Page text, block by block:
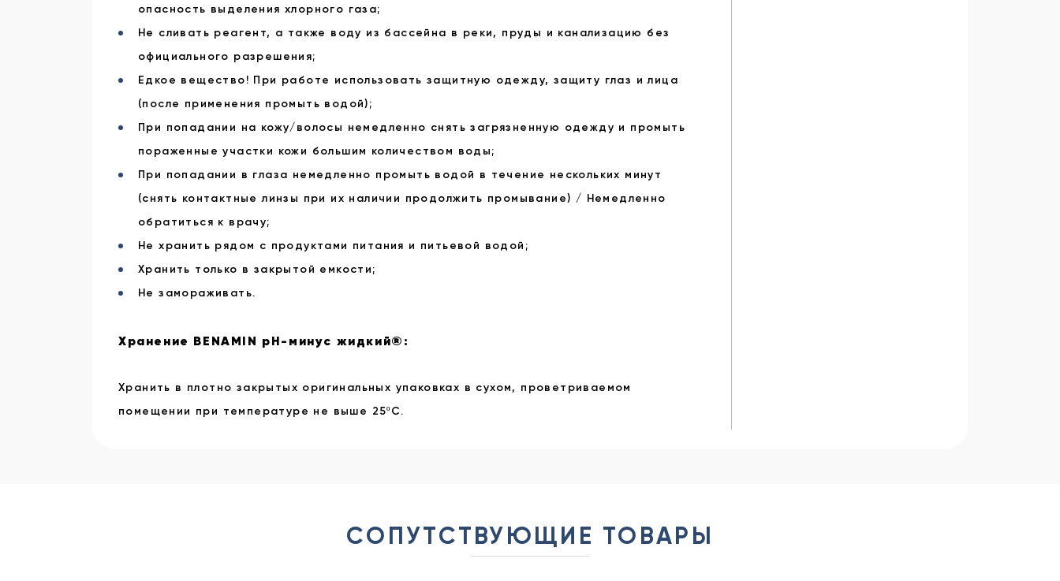
опасность выделения хлорного газа;
Не сливать реагент, а также воду из бассейна в реки, пруды и канализацию без
официального разрешения;
Едкое вещество! При работе использовать защитную одежду, защиту глаз и лица
(после применения промыть водой);
При попадании на кожу/волосы немедленно снять загрязненную одежду и промыть
пораженные участки кожи большим количеством воды;
При попадании в глаза немедленно промыть водой в течение нескольких минут
(снять контактные линзы при их наличии продолжить промывание) / Немедленно
обратиться к врачу;
Не хранить рядом с продуктами питания и питьевой водой;
Хранить только в закрытой емкости;
Не замораживать.
Хранение BENAMIN pH-минус жидкий®:
Хранить в плотно закрытых оригинальных упаковках в сухом, проветриваемом
помещении при температуре не выше 25ºC.
СОПУТСТВУЮЩИЕ ТОВАРЫ